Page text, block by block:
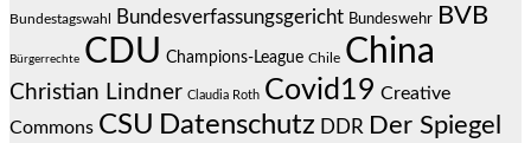
Bundestagswahl Bundesverfassungsgericht Bundeswehr BVB
Bürgerrechte CDU Champions-League Chile China
Christian Lindner Claudia Roth Covid19 Creative
Commons CSU Datenschutz DDR Der Spiegel